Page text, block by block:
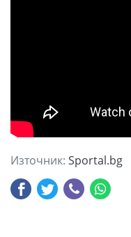
Източник: Sportal.bg